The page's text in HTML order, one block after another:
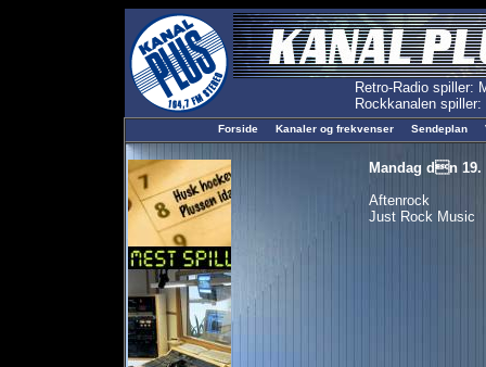
Forside Kanaler og frekvenser Sendeplan
Mandag dn 19.
Aftenrock
Just Rock Music